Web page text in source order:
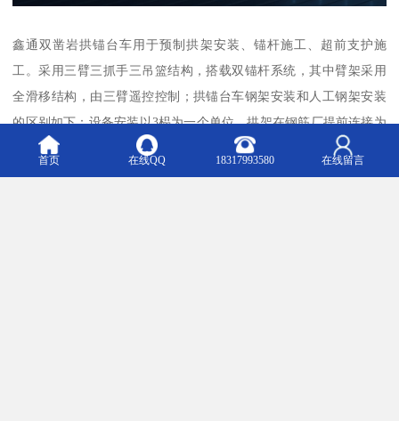
鑫通双凿岩拱锚台车用于预制拱架安装、锚杆施工、超前支护施
工。采用三臂三抓手三吊篮结构，搭载双锚杆系统，其中臂架采用
全滑移结构，由三臂遥控控制；拱锚台车钢架安装和人工钢架安装
的区别如下：设备安装以3榀为一个单位，拱架在钢筋厂提前连接为
整体，人工以1榀为一个单位；设备采用挖机配合吊放拱架，人工采
首页 在线QQ 18317993580 在线留言